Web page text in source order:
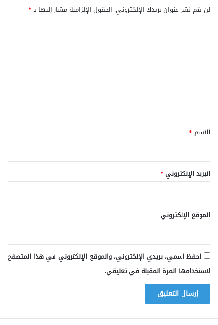
لن يتم نشر عنوان بريدك الإلكتروني. الحقول الإلزامية مشار إليها بـ*
*
الاسم *
البريد الإلكتروني *
الموقع الإلكتروني
احفظ اسمي، بريدي الإلكتروني، والموقع الإلكتروني في هذا المتصفح
لاستخدامها المرة المقبلة في تعليقي.